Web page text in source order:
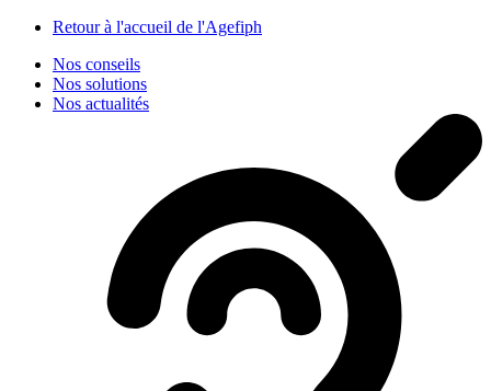
Retour à l'accueil de l'Agefiph
Nos conseils
Nos solutions
Nos actualités